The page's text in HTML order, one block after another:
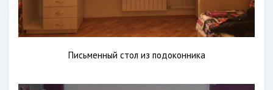
Письменный стол из подоконника